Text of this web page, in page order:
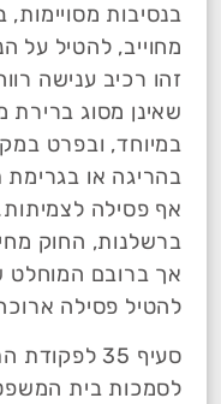
בנסיבות
מחוייב, להטיל על
זהו רכיב ענישה
שאינן מסוג
במיוחד, ובפרט
בהריגה או
אף פסילה
אך ברובם
להטיל פסילה
סעיף 35
לסמכות בית